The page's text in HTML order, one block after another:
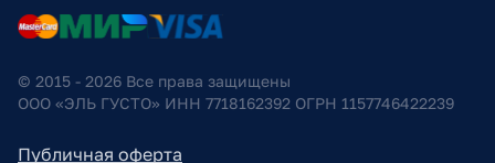
© 2015 - 2026 Все права защищены
ООО «ЭЛЬ ГУСТО» ИНН 7718162392 ОГРН 1157746422239
Публичная оферта